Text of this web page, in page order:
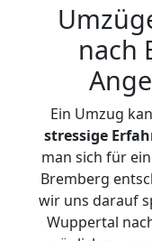
nach
Ein Umzug
stressige
man sich für
Bremberg
wir uns darauf
Wuppertal